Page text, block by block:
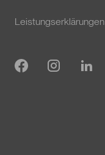
Leistungserklärungen